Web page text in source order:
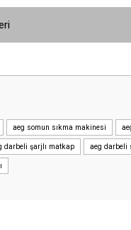
Yorum Yaz
aeg somun sıkma makinesi
darbeli şarjlı matkap aeg darbeli